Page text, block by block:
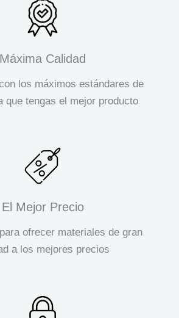
Máxima Calidad
los máximos estándares de
que tengas el mejor producto
El Mejor Precio
ofrecer materiales de gran
a los mejores precios